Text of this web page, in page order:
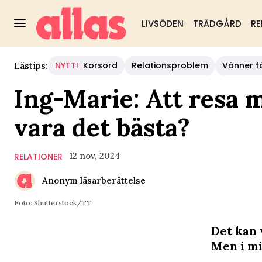
LIVSÖDEN TRÄDGÅRD
Lästips: NYTT! Korsord Relationsproblem Vänner
Ing-Marie: Att resa
vara det bästa?
RELATIONER 12 nov, 2024
Anonym läsarberättelse
Foto: Shutterstock/TT
Det kan
Men i